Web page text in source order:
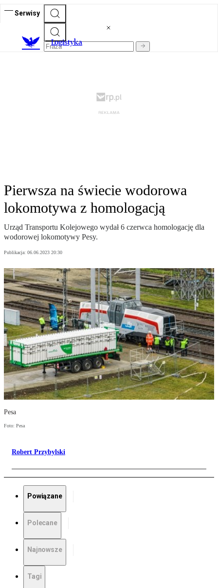
Serwisy
Logistyka
Pierwsza na świecie wodorowa
lokomotywa z homologacją
Urząd Transportu Kolejowego wydał 6 czerwca homologację dla
wodorowej lokomotywy Pesy.
Publikacja: 06.06.2023 20:30
Pesa
Foto: Pesa
Robert Przybylski
Powiązane
Polecane
Najnowsze
Tagi